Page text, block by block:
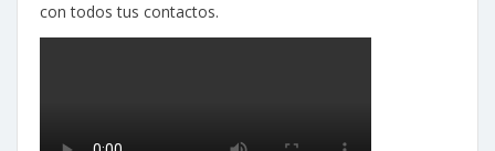
con todos tus contactos.